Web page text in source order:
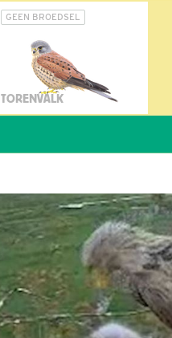
GEEN BROEDSEL
TORENVALK